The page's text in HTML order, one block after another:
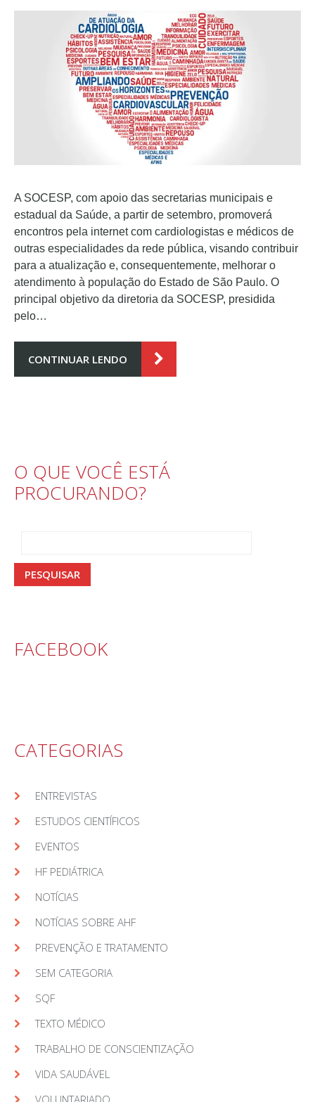
A SOCESP, com apoio das secretarias municipais e
estadual da Saúde, a partir de setembro, promoverá
encontros pela internet com cardiologistas e médicos de
outras especialidades da rede pública, visando contribuir
para a atualização e, consequentemente, melhorar o
atendimento à população do Estado de São Paulo. O
principal objetivo da diretoria da SOCESP, presidida
pelo…
CONTINUAR LENDO
O QUE VOCÊ ESTÁ
PROCURANDO?
FACEBOOK
CATEGORIAS
ENTREVISTAS
ESTUDOS CIENTÍFICOS
EVENTOS
HF PEDIÁTRICA
NOTÍCIAS
NOTÍCIAS SOBRE AHF
PREVENÇÃO E TRATAMENTO
SEM CATEGORIA
SQF
TEXTO MÉDICO
TRABALHO DE CONSCIENTIZAÇÃO
VIDA SAUDÁVEL
VOLUNTARIADO